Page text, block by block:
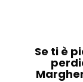
Se ti è